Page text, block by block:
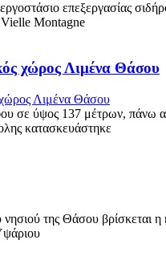
εργοστάσιο επεξεργασίας
Vielle Montagne
χώρος Λιμένα Θάσου
σε ύψος 137 μέτρων, πάνω
κατασκευάστηκε
νησιού της Θάσου